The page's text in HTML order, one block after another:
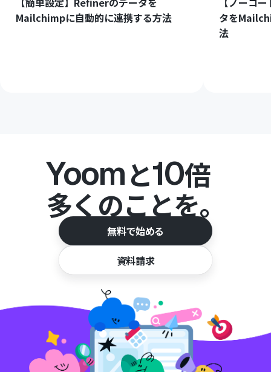
Mailchimpに自動的に連携する方法
タを
法
Yoomと10倍
多くのことを。
無料で始める
資料請求